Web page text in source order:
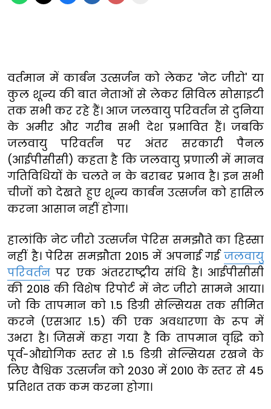
वर्तमान में कार्बन उत्सर्जन को लेकर 'नेट जीरो' या
कुल शून्य की बात नेताओं से लेकर सिविल सोसाइटी
तक सभी कर रहे हैं। आज जलवायु परिवर्तन से दुनिया
के अमीर और गरीब सभी देश प्रभावित हैं। जबकि
जलवायु परिवर्तन पर अंतर सरकारी पैनल
(आईपीसीसी) कहता है कि जलवायु प्रणाली में मानव
गतिविधियों के चलते न के बराबर प्रभाव है। इन सभी
चीजों को देखते हुए शून्य कार्बन उत्सर्जन को हासिल
करना आसान नहीं होगा।
हालांकि नेट जीरो उत्सर्जन पेरिस समझौते का हिस्सा
नहीं है। पेरिस समझौता 2015 में अपनाई गईजलवायु
परिवर्तन पर एक अंतरराष्ट्रीय संधि है। आईपीसीसी
की 2018 की विशेष रिपोर्ट में नेट जीरो सामने आया।
जो कि तापमान को 1.5 डिग्री सेल्सियस तक सीमित
करने (एसआर 1.5) की एक अवधारणा के रूप में
उभरा है। जिसमें कहा गया है कि तापमान वृद्धि को
पूर्व-औद्योगिक स्तर से 1.5 डिग्री सेल्सियस रखने के
लिए वैश्विक उत्सर्जन को 2030 में 2010 के स्तर से 45
प्रतिशत तक कम करना होगा।